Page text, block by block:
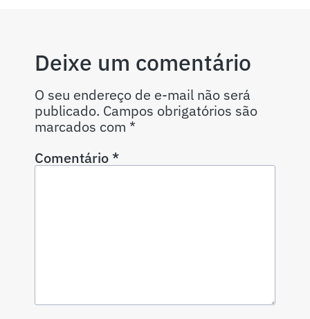
Deixe um comentário
O seu endereço de e-mail não será
publicado. Campos obrigatórios são
marcados com *
Comentário*